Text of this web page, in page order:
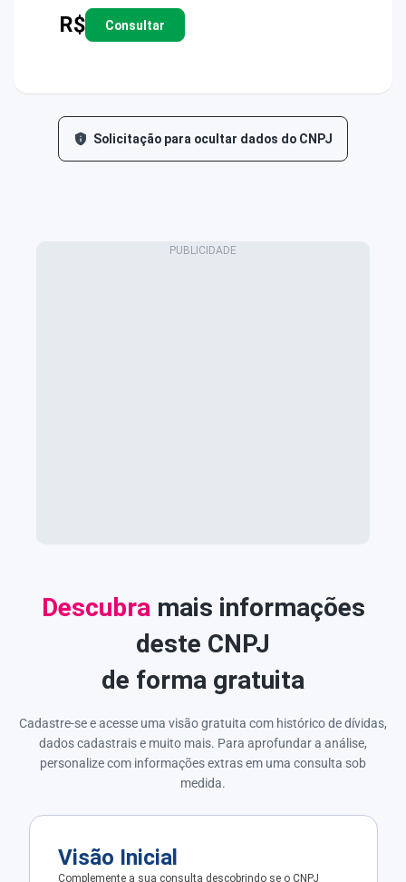
R$ Consultar
Solicitação para ocultar dados do CNPJ
Descubramais informações
deste CNPJ
de forma gratuita
Cadastre-se e acesse uma visão gratuita com histórico de dívidas,
dados cadastrais e muito mais. Para aprofundar a análise,
personalize com informações extras em uma consulta sob
medida.
Visão Inicial
Complemente a sua consulta descobrindo se o CNPJ